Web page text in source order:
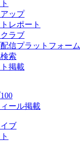
ップ
レポート
ラブ
信プラットフォーム
索
掲載
ール掲載
ブ